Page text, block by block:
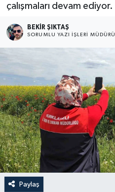
çalışmaları devam ediyor.
BEKIR ŞIKTAŞ
SORUMLU YAZI İŞLERI MÜDÜRÜ
Paylaş